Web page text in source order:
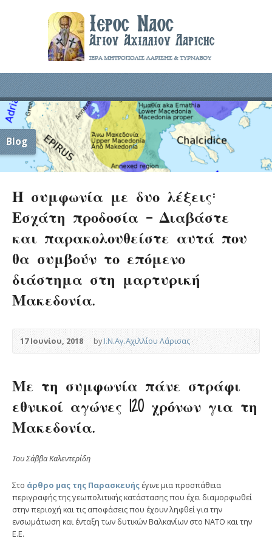
Blog
Η συμφωνία με δυο λέξεις:
Εσχάτη προδοσία – Διαβάστε
και παρακολουθείστε αυτά που
θα συμβούν το επόμενο
διάστημα στη μαρτυρική
Μακεδονία.
17 Ιουνίου, 2018 byΙ.Ν.Αγ.Αχιλλίου Λάρισας
Με τη συμφωνία πάνε στράφι
εθνικοί αγώνες 120 χρόνων για τη
Μακεδονία.
Του Σάββα Καλεντερίδη
Στο άρθρο μας της Παρασκευής έγινε μια προσπάθεια
περιγραφής της γεωπολιτικής κατάστασης που έχει διαμορφωθεί
στην περιοχή και τις αποφάσεις που έχουν ληφθεί για την
ενσωμάτωση και ένταξη των δυτικών Βαλκανίων στο ΝΑΤΟ και την
Ε.Ε.